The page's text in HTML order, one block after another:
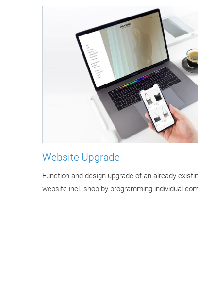
Website Upgrade
Function and design upgrade of an already
website incl. shop by programming individual